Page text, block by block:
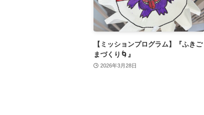
【ミッションプログラム】『ふきご
まづくり🌀』
2026年3月28日